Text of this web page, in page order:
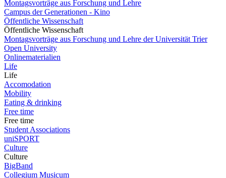
Montagsvorträge aus Forschung und Lehre
Campus der Generationen - Kino
Öffentliche Wissenschaft
Öffentliche Wissenschaft
Montagsvorträge aus Forschung und Lehre der Universität Trier
Open University
Onlinematerialien
Life
Life
Accomodation
Mobility
Eating & drinking
Free time
Free time
Student Associations
uniSPORT
Culture
Culture
BigBand
Collegium Musicum